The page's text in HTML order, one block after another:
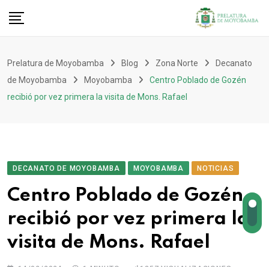
Prelatura de Moyobamba Blog Zona Norte
Decanato
de Moyobamba
Moyobamba
Centro Poblado de Gozén
recibió por vez primera la visita de Mons. Rafael
DECANATO DE MOYOBAMBA MOYOBAMBA NOTICIAS
Centro Poblado de Gozén
recibió por vez primera la
visita de Mons. Rafael